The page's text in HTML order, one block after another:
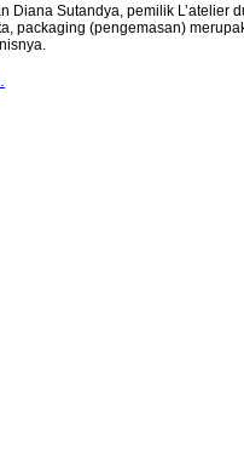
Diana Sutandya, pemilik L’atelier
packaging (pengemasan)